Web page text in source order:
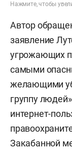
Нажмите, чтобы
Автор
заявление
угрожающих
самыми
желающими
группу
интернет-
Закабанной